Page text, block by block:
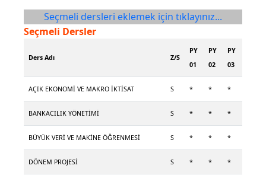
Seçmeli dersleri eklemek için tıklayınız...
Seçmeli Dersler
Ders Adı Z/S
PY
01
PY
02
PY
03
AÇIK EKONOMİ VE MAKRO İKTİSAT S * * *
BANKACILIK YÖNETİMİ S * * *
BÜYÜK VERİ VE MAKİNE ÖĞRENMESİ S * * *
DÖNEM PROJESİ S * * *